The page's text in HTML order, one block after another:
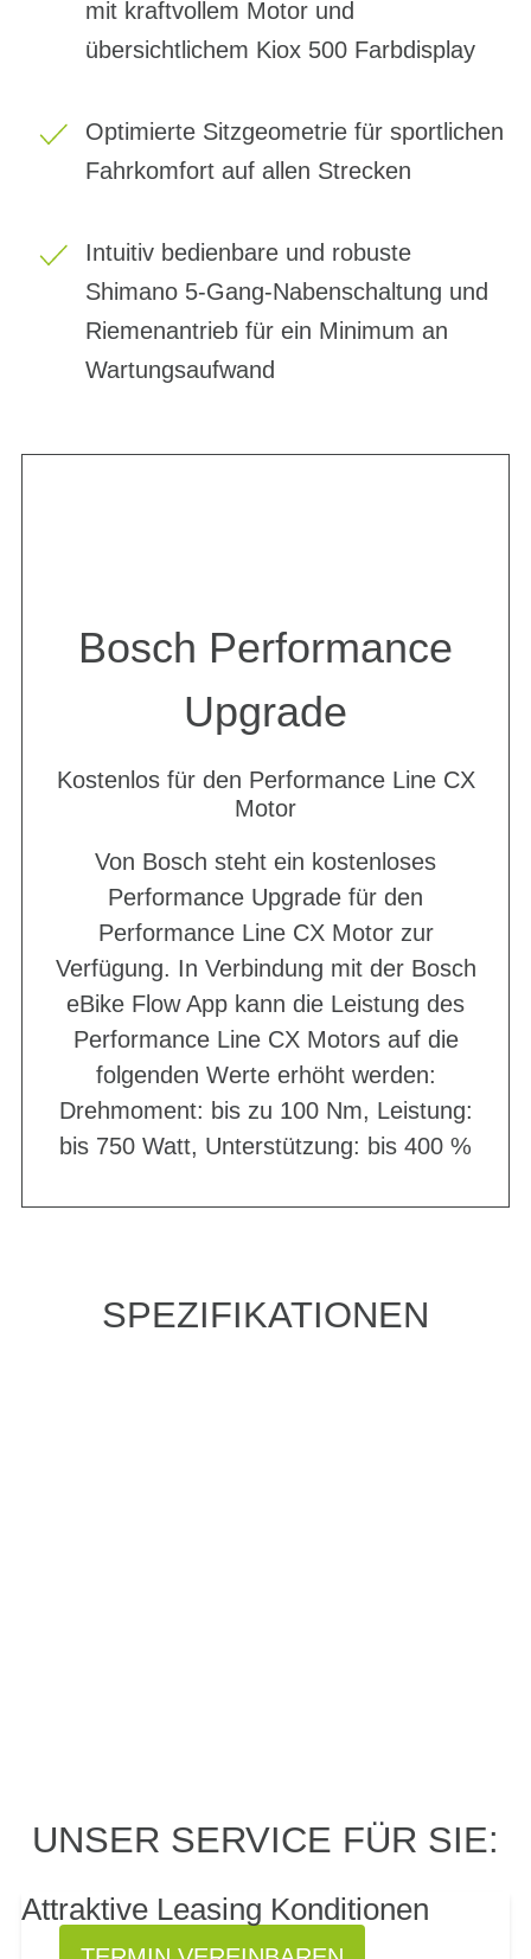
mit kraftvollem Motor und
übersichtlichem Kiox 500 Farbdisplay
Optimierte Sitzgeometrie für sportlichen
Fahrkomfort auf allen Strecken
Intuitiv bedienbare und robuste
Shimano 5-Gang-Nabenschaltung und
Riemenantrieb für ein Minimum an
Wartungsaufwand
Bosch Performance
Upgrade
Kostenlos für den Performance Line CX
Motor
Von Bosch steht ein kostenloses
Performance Upgrade für den
Performance Line CX Motor zur
Verfügung. In Verbindung mit der Bosch
eBike Flow App kann die Leistung des
Performance Line CX Motors auf die
folgenden Werte erhöht werden:
Drehmoment: bis zu 100 Nm, Leistung:
bis 750 Watt, Unterstützung: bis 400 %
SPEZIFIKATIONEN
PROBEFAHRT? JA,
UNSER SERVICE FÜR SIE:
Attraktive Leasing Konditionen